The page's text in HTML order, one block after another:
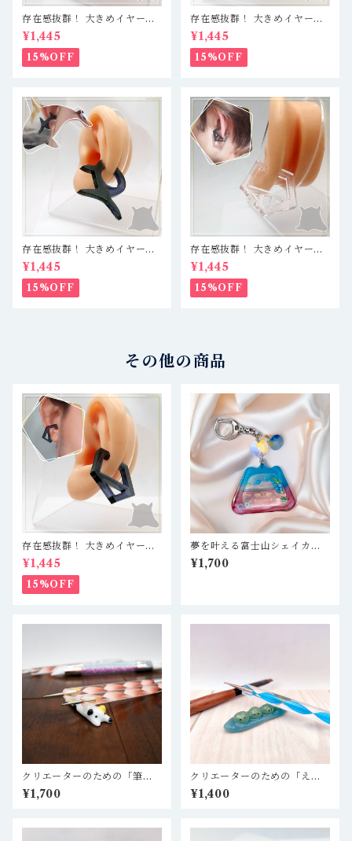
存在感抜群！ 大きめイヤーカ
フ 軽量レジン製で疲れ知らず
☆ クリアブルー／星
¥1,445
15%OFF
存在感抜群！ 大きめイヤーカ
フ 軽量レジン製で疲れ知らず
☆ クリアブルーブラック／五
角形
¥1,445
15%OFF
存在感抜群！ 大きめイヤーカ
フ 軽量レジン製で疲れ知らず
☆ クリアブルーブラック／シ
ャーク
¥1,445
15%OFF
存在感抜群！ 大きめイヤーカ
フ 軽量レジン製で疲れ知らず
☆ クリア／仕切あり五角形
¥1,445
15%OFF
その他の商品
存在感抜群！ 大きめイヤーカ
フ 軽量レジン製で疲れ知らず
☆ クリアブルーブラック／五
角形
¥1,445
15%OFF
夢を叶える富士山シェイカー
キーホルダー★LUCKY DAR
UMA付き
¥1,700
クリエーターのための「筆置
き」三毛猫 レジン作家、粘土
作家、ハンドメイド作家、DA
¥1,700
クリエーターのための「えだ
まめの筆置き」 ＊ レジン
作家、粘土作家、ハンドメイ
¥1,400